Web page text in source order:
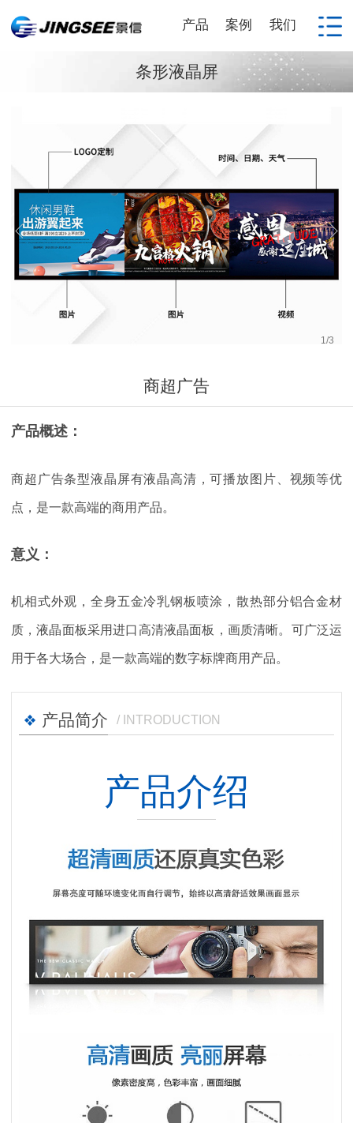
产品 案例 我们
条形液晶屏
1 /3
商超广告
产品概述：
商超广告条型液晶屏有液晶高清，可播放图片、视频等优
点，是一款高端的商用产品。
意义：
机相式外观，全身五金冷乳钢板喷涂，散热部分铝合金材
质，液晶面板采用进口高清液晶面板，画质清晰。可广泛运
用于各大场合，是一款高端的数字标牌商用产品。
产品简介 / INTRODUCTION
产品介绍